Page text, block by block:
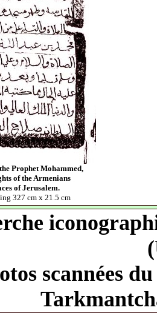
Prophet Mohammed,
of the Armenians
of Jerusalem.
327 cm x 21.5 cm
scannées